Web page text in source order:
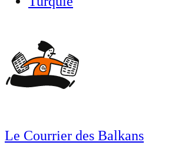
Le Courrier des Balkans